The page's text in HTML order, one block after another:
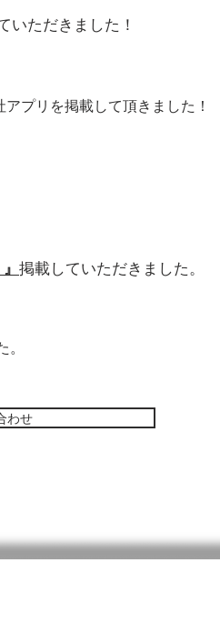
いただきました！
アプリを掲載して頂きました！
掲載していただきました。
。
わせ